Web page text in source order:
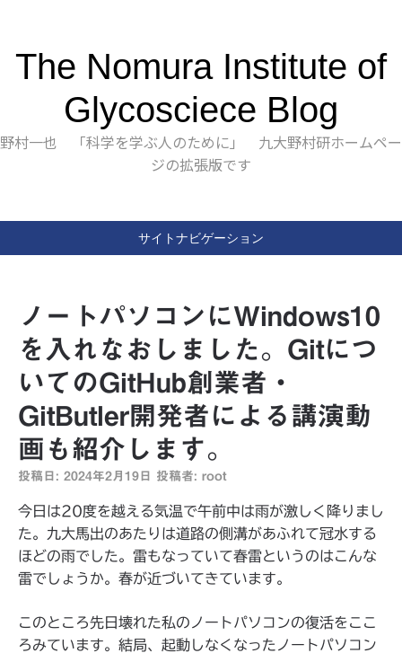
The Nomura Institute of
Glycosciece Blog
野村一也 「科学を学ぶ人のために」 九大野村研ホームペー
ジの拡張版です
サイトナビゲーション
ノートパソコンにWindows10
を入れなおしました。Gitにつ
いてのGitHub創業者・
GitButler開発者による講演動
画も紹介します。
投稿日: 2024年2月19日 投稿者: root
今日は20度を越える気温で午前中は雨が激しく降りまし
た。九大馬出のあたりは道路の側溝があふれて冠水する
ほどの雨でした。雷もなっていて春雷というのはこんな
雷でしょうか。春が近づいてきています。
このところ先日壊れた私のノートパソコンの復活をここ
ろみています。結局、起動しなくなったノートパソコン